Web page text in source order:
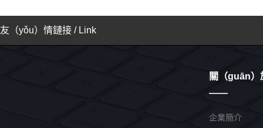
友（yǒu）情鏈接
關（guān）
——
企業簡介